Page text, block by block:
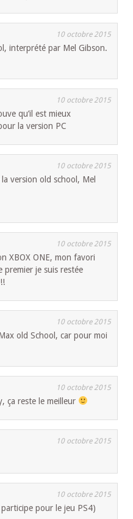
10 octobre 2015
interprété par Mel Gibson.
10 octobre 2015
qu’il est mieux
la version PC
10 octobre 2015
version old school, Mel
10 octobre 2015
XBOX ONE, mon favori
premier je suis restée
10 octobre 2015
old School, car pour moi
10 octobre 2015
ça reste le meilleur
10 octobre 2015
10 octobre 2015
participe pour le jeu PS4)